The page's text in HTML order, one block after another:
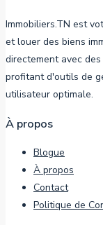
Immobiliers.TN est
et louer des biens
directement avec
profitant d'outils de
utilisateur optimale.
À propos
Blogue
À propos
Contact
Politique de